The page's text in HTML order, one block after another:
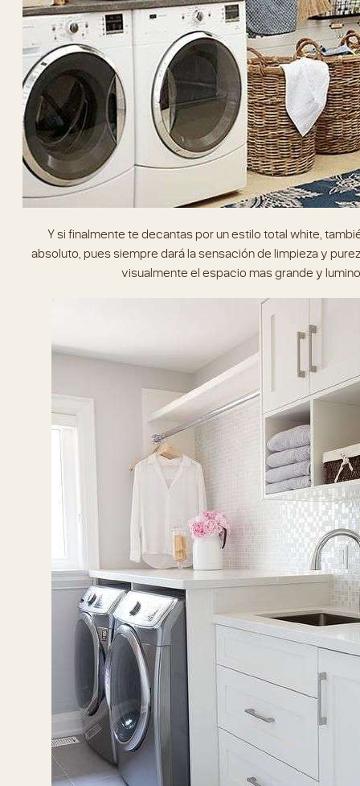
Y si finalmente te decantas por un estilo total white,
absoluto, pues siempre dará la sensación de limpieza y
visualmente el espacio mas grande y